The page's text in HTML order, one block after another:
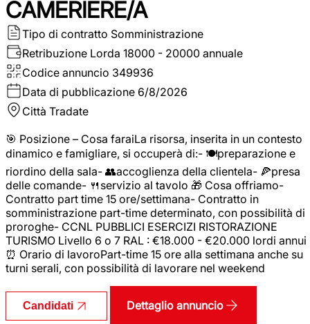
CAMERIERE/A
Tipo di contratto Somministrazione
Retribuzione Lorda 18000 - 20000 annuale
Codice annuncio 349936
Data di pubblicazione 6/8/2026
Città Tradate
🎯 Posizione – Cosa faraiLa risorsa, inserita in un contesto
dinamico e famigliare, si occuperà di:- 🍽️preparazione e
riordino della sala- 👥accoglienza della clientela- 🍕presa
delle comande- 🍴servizio al tavolo 🎁 Cosa offriamo-
Contratto part time 15 ore/settimana- Contratto in
somministrazione part-time determinato, con possibilità di
proroghe- CCNL PUBBLICI ESERCIZI RISTORAZIONE
TURISMO Livello 6 o 7 RAL : €18.000 - €20.000 lordi annui
⏰ Orario di lavoroPart-time 15 ore alla settimana anche su
turni serali, con possibilità di lavorare nel weekend
Candidati Dettaglio annuncio